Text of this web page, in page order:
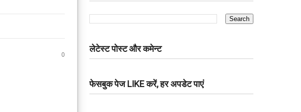
0
लेटेस्ट पोस्ट और कमेन्ट
फेसबुक पेज LIKE करें, हर अपडेट पाएं